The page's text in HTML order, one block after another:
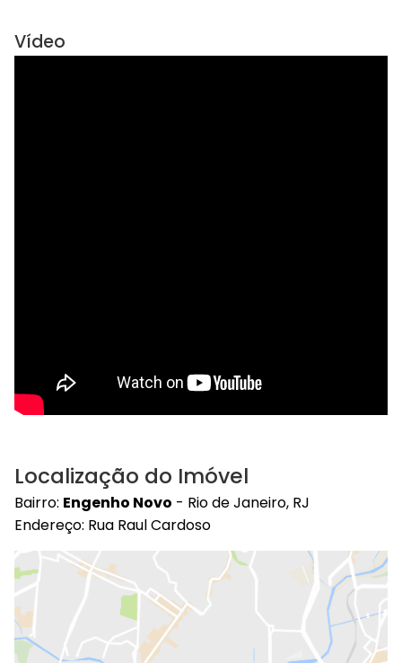
Vídeo
Localização do Imóvel
Bairro: Engenho Novo - Rio de Janeiro, RJ
Endereço: Rua Raul Cardoso